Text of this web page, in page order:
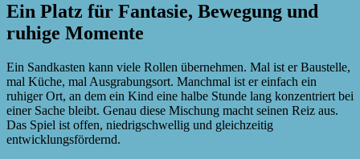
Ein Platz für Fantasie, Bewegung und
ruhige Momente
Ein Sandkasten kann viele Rollen übernehmen. Mal ist er Baustelle,
mal Küche, mal Ausgrabungsort. Manchmal ist er einfach ein
ruhiger Ort, an dem ein Kind eine halbe Stunde lang konzentriert bei
einer Sache bleibt. Genau diese Mischung macht seinen Reiz aus.
Das Spiel ist offen, niedrigschwellig und gleichzeitig
entwicklungsfördernd.